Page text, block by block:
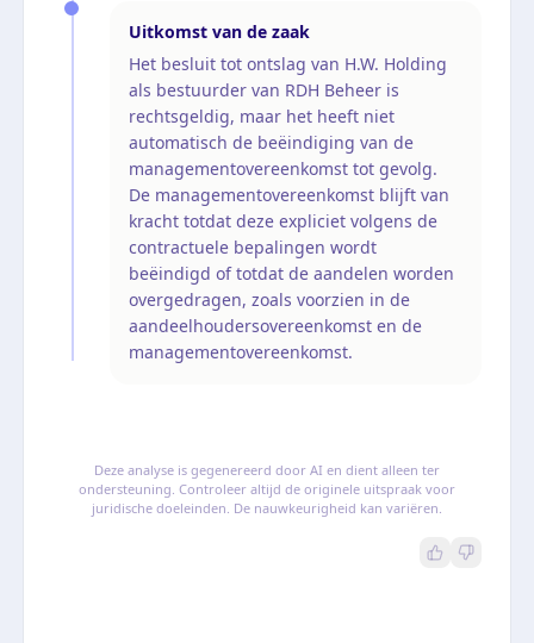
Uitkomst van de zaak
Het besluit tot ontslag van H.W. Holding
als bestuurder van RDH Beheer is
rechtsgeldig, maar het heeft niet
automatisch de beëindiging van de
managementovereenkomst tot gevolg.
De managementovereenkomst blijft van
kracht totdat deze expliciet volgens de
contractuele bepalingen wordt
beëindigd of totdat de aandelen worden
overgedragen, zoals voorzien in de
aandeelhoudersovereenkomst en de
managementovereenkomst.
Deze analyse is gegenereerd door AI en dient alleen ter
ondersteuning. Controleer altijd de originele uitspraak voor
juridische doeleinden. De nauwkeurigheid kan variëren.